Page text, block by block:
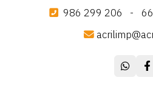
986 299 206
-